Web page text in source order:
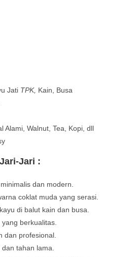
Jati TPK, Kain, Busa
Alami, Walnut, Tea, Kopi, dll
Jari :
dan modern.
coklat muda yang serasi.
di balut kain dan busa.
berkualitas.
dan profesional.
tahan lama.